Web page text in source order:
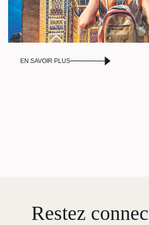
À propos
Sirois
EN SAVOIR PLUS
Restez